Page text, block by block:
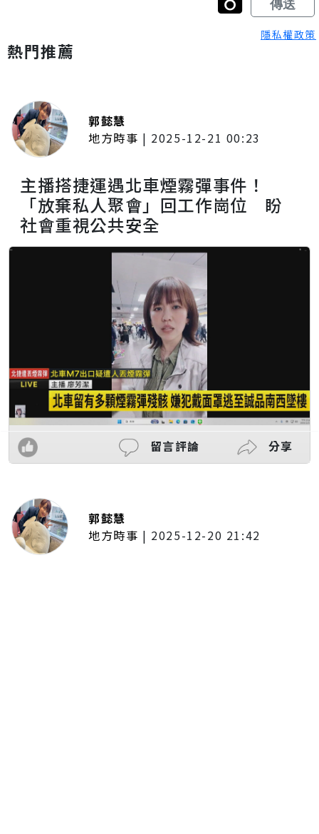
隱私權政策
熱門推薦
郭懿慧
地方時事 | 2025-12-21 00:23
主播搭捷運遇北車煙霧彈事件！
「放棄私人聚會」回工作崗位 盼
社會重視公共安全
留言評論 分享
郭懿慧
地方時事 | 2025-12-20 21:42